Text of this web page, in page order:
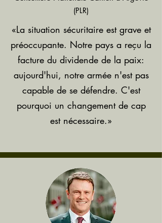
(PLR)
«La situation sécuritaire est grave et
préoccupante. Notre pays a reçu la
facture du dividende de la paix:
aujourd'hui, notre armée n'est pas
capable de se défendre. C'est
pourquoi un changement de cap
est nécessaire.»